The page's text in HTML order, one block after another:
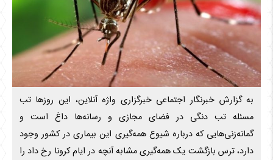
به گزارش خبرنگار اجتماعی خبرگزاری واژه آنلاین، این روزها تب
مسئله تب دنگی در فضای مجازی و رسانه‌ها داغ است و
گمانه‌زنی‌‎هایی که درباره شیوع همه‌گیری این بیماری در کشور وجود
دارد، ترس بازگشت یک همه‌گیری مشابه آنچه در ایام کرونا رخ داد را